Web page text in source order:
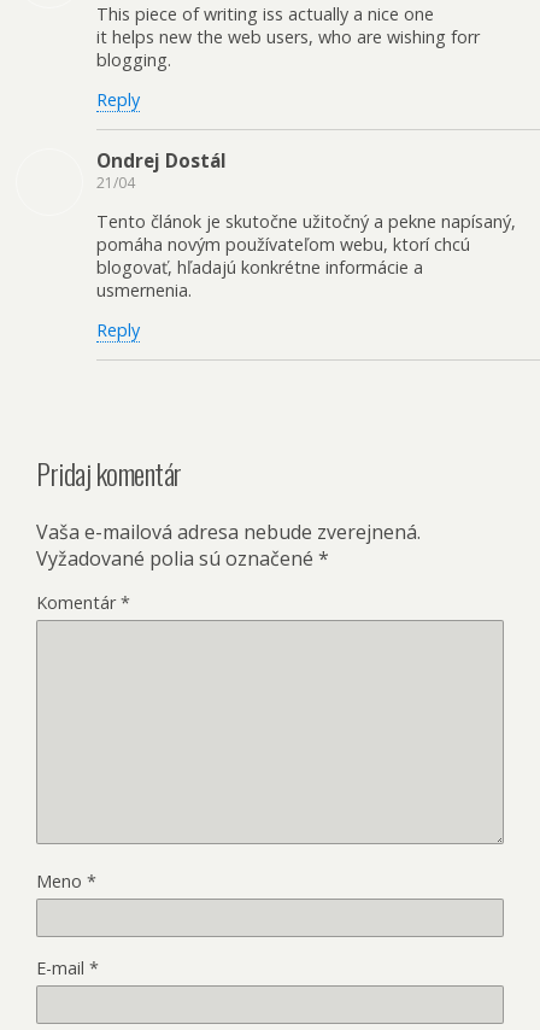
This piece of writing iss actually a nice one
it helps new the web users, who are wishing forr
blogging.
Reply
Ondrej Dostál
21/04
Tento článok je skutočne užitočný a pekne napísaný,
pomáha novým používateľom webu, ktorí chcú
blogovať, hľadajú konkrétne informácie a
usmernenia.
Reply
Pridaj komentár
Vaša e-mailová adresa nebude zverejnená.
Vyžadované polia sú označené *
Komentár*
Meno *
E-mail *